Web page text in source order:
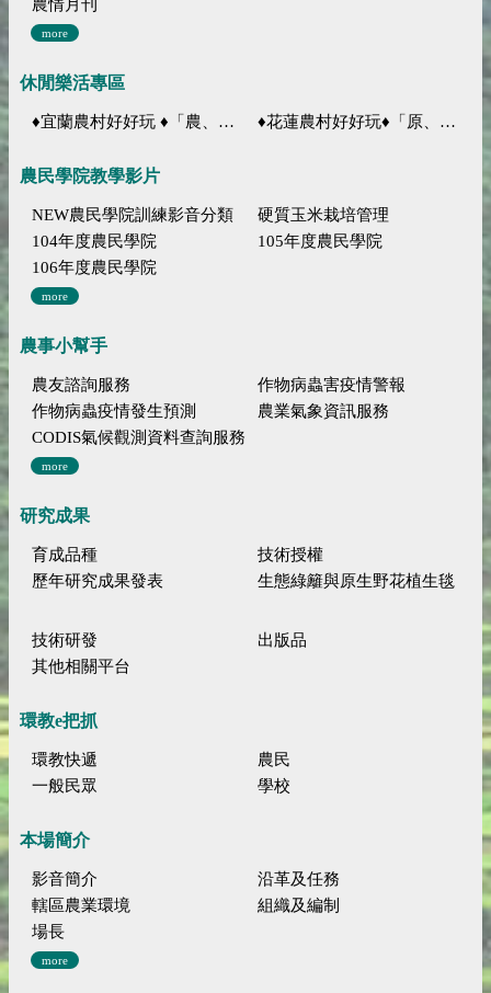
農情月刊
more
休閒樂活專區
♦宜蘭農村好好玩 ♦「農、藝、山、水」四條遊程推薦 ♦花蓮農村好好玩♦「原、生、慢、活」四條遊程推薦
農民學院教學影片
NEW農民學院訓練影音分類
硬質玉米栽培管理
104年度農民學院
105年度農民學院
106年度農民學院
more
農事小幫手
農友諮詢服務
作物病蟲害疫情警報
作物病蟲疫情發生預測
農業氣象資訊服務
CODIS氣候觀測資料查詢服務
more
研究成果
育成品種
技術授權
歷年研究成果發表
生態綠籬與原生野花植生毯
技術研發
出版品
其他相關平台
環教e把抓
環教快遞
農民
一般民眾
學校
本場簡介
影音簡介
沿革及任務
轄區農業環境
組織及編制
場長
more